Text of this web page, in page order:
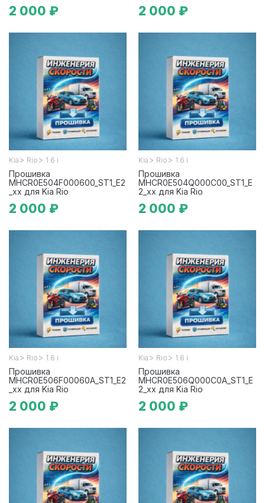
2 000 ₽ 2 000 ₽
Kia > Rio > 1.6 i
Прошивка
MHCR0E504F000600_ST1_E2
_xx для Kia Rio
2 000 ₽
Kia > Rio > 1.6 i
Прошивка
MHCR0E504Q000C00_ST1_E
2_xx для Kia Rio
2 000 ₽
Kia > Rio > 1.6 i
Прошивка
MHCR0E506F00060A_ST1_E2
_xx для Kia Rio
2 000 ₽
Kia > Rio > 1.6 i
Прошивка
MHCR0E506Q000C0A_ST1_E
2_xx для Kia Rio
2 000 ₽